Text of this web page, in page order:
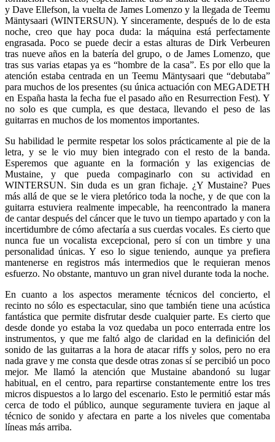
y Dave Ellefson, la vuelta de James Lomenzo y la llegada de Teemu
Mäntysaari (WINTERSUN). Y sinceramente, después de lo de esta
noche, creo que hay poca duda: la máquina está perfectamente
engrasada. Poco se puede decir a estas alturas de Dirk Verbeuren
tras nueve años en la batería del grupo, o de James Lomenzo, que
tras sus varias etapas ya es “hombre de la casa”. Es por ello que la
atención estaba centrada en un Teemu Mäntysaari que “debutaba”
para muchos de los presentes (su única actuación con MEGADETH
en España hasta la fecha fue el pasado año en Resurrection Fest). Y
no solo es que cumpla, es que destaca, llevando el peso de las
guitarras en muchos de los momentos importantes.
Su habilidad le permite respetar los solos prácticamente al pie de la
letra, y se le vio muy bien integrado con el resto de la banda.
Esperemos que aguante en la formación y las exigencias de
Mustaine, y que pueda compaginarlo con su actividad en
WINTERSUN. Sin duda es un gran fichaje. ¿Y Mustaine? Pues
más allá de que se le viera pletórico toda la noche, y de que con la
guitarra estuviera realmente impecable, ha reencontrado la manera
de cantar después del cáncer que le tuvo un tiempo apartado y con la
incertidumbre de cómo afectaría a sus cuerdas vocales. Es cierto que
nunca fue un vocalista excepcional, pero sí con un timbre y una
personalidad únicas. Y eso lo sigue teniendo, aunque ya prefiera
mantenerse en registros más intermedios que le requieran menos
esfuerzo. No obstante, mantuvo un gran nivel durante toda la noche.
En cuanto a los aspectos meramente técnicos del concierto, el
recinto no sólo es espectacular, sino que también tiene una acústica
fantástica que permite disfrutar desde cualquier parte. Es cierto que
desde donde yo estaba la voz quedaba un poco enterrada entre los
instrumentos, y que me faltó algo de claridad en la definición del
sonido de las guitarras a la hora de atacar riffs y solos, pero no era
nada grave y me consta que desde otras zonas sí se percibió un poco
mejor. Me llamó la atención que Mustaine abandonó su lugar
habitual, en el centro, para repartirse constantemente entre los tres
micros dispuestos a lo largo del escenario. Esto le permitió estar más
cerca de todo el público, aunque seguramente tuviera en jaque al
técnico de sonido y afectara en parte a los niveles que comentaba
líneas más arriba.